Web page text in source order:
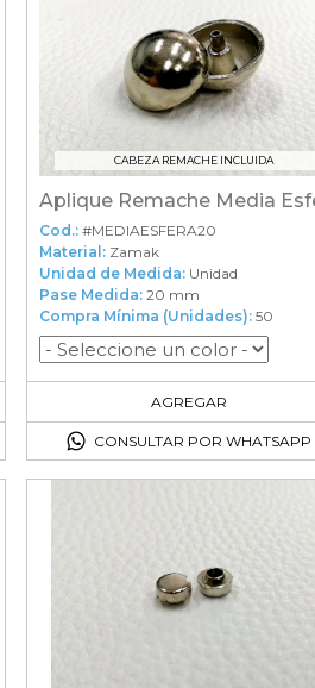
CABEZA REMACHE INCLUIDA
Cod.: #MEDIAESFERA20
Material: Zamak
Unidad de Medida: Unidad
Pase Medida: 20 mm
Compra Mínima (Unidades): 50
AGREGAR
50en el carrito
CONSULTAR POR WHATSAPP